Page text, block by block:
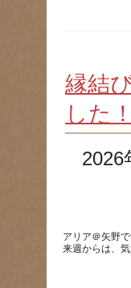
縁結
した！
アリア＠矢野